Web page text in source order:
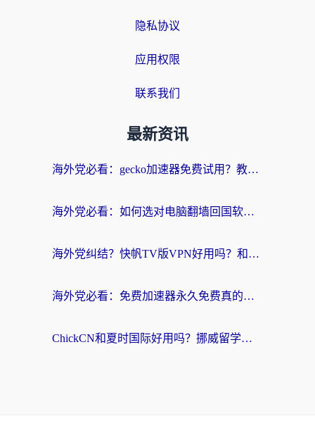
隐私协议
应用权限
联系我们
最新资讯
海外党必看：gecko加速器免费试用？教你选对回国加速器，无缝刷国内剧玩游戏
海外党必看：如何选对电脑翻墙回国软件，轻松解锁国内资源？
海外党纠结？快帆TV版VPN好用吗？和扇贝手游VPN对比哪个回国效果更好？
海外党必看：免费加速器永久免费真的存在吗？教你选对回国加速器无缝刷国内资源
ChickCN和夏时国际好用吗？挪威留学生亲测3款回国加速器，附穿梭和加速喵对比指南